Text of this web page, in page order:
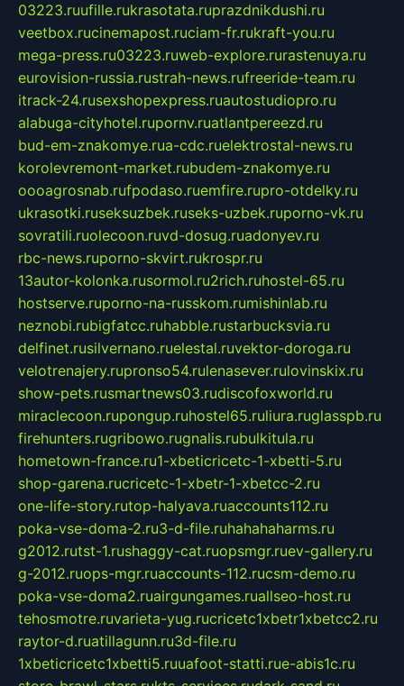
03223.ruufille.rukrasotata.ruprazdnikdushi.ru
veetbox.rucinemapost.ruciam-fr.rukraft-you.ru
mega-press.ru03223.ruweb-explore.rurastenuya.ru
eurovision-russia.rustrah-news.rufreeride-team.ru
itrack-24.rusexshopexpress.ruautostudiopro.ru
alabuga-cityhotel.rupornv.ruatlantpereezd.ru
bud-em-znakomye.rua-cdc.ruelektrostal-news.ru
korolevremont-market.rubudem-znakomye.ru
oooagrosnab.rufpodaso.ruemfire.rupro-otdelky.ru
ukrasotki.ruseksuzbek.ruseks-uzbek.ruporno-vk.ru
sovratili.ruolecoon.ruvd-dosug.ruadonyev.ru
rbc-news.ruporno-skvirt.rukrospr.ru
13autor-kolonka.rusormol.ru2rich.ruhostel-65.ru
hostserve.ruporno-na-russkom.rumishinlab.ru
neznobi.rubigfatcc.ruhabble.rustarbucksvia.ru
delfinet.rusilvernano.ruelestal.ruvektor-doroga.ru
velotrenajery.rupronso54.rulenasever.rulovinskix.ru
show-pets.rusmartnews03.rudiscofoxworld.ru
miraclecoon.rupongup.ruhostel65.ruliura.ruglasspb.ru
firehunters.rugribowo.rugnalis.rubulkitula.ru
hometown-france.ru1-xbeticricetc-1-xbetti-5.ru
shop-garena.rucricetc-1-xbetr-1-xbetcc-2.ru
one-life-story.rutop-halyava.ruaccounts112.ru
poka-vse-doma-2.ru3-d-file.ruhahahaharms.ru
g2012.rutst-1.rushaggy-cat.ruopsmgr.ruev-gallery.ru
g-2012.ruops-mgr.ruaccounts-112.rucsm-demo.ru
poka-vse-doma2.ruairgungames.ruallseo-host.ru
tehosmotre.ruvarieta-yug.rucricetc1xbetr1xbetcc2.ru
raytor-d.ruatillagunn.ru3d-file.ru
1xbeticricetc1xbetti5.ruuafoot-statti.rue-abis1c.ru